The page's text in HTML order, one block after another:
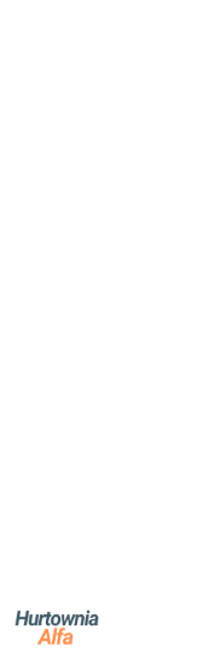
NAZWA
PRODUCENTA:
ALFA